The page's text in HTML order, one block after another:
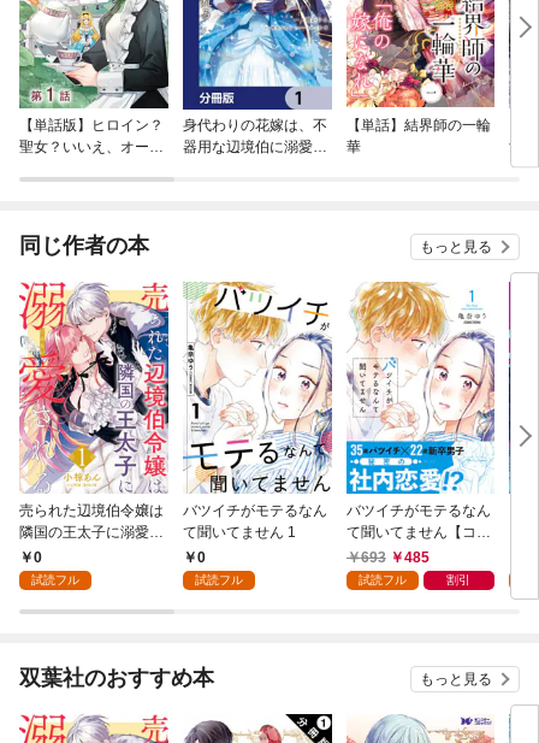
【単話版】ヒロイン？
聖女？いいえ、オール
身代わりの花嫁は、不
器用な辺境伯に溺愛さ
【単話】結界師の一輪
華
女
か
同じ作者の本 もっと見る
売られた辺境伯令嬢は
隣国の王太子に溺愛さ
れる 1
0
試読フル
バツイチがモテるなん
て聞いてません 1
0
試読フル
バツイチがモテるなん
て聞いてません【コミ
ックス版】 1
693 485
試読フル 割引
双葉社のおすすめ本 もっと見る